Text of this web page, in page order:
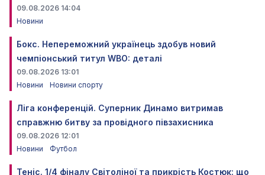
09.08.2026 14:04
Новини
Бокс. Непереможний українець здобув новий
чемпіонський титул WBO: деталі
09.08.2026 13:01
Новини
Новини спорту
Ліга конференцій. Суперник Динамо витримав
справжню битву за провідного півзахисника
09.08.2026 12:01
Новини
Футбол
Теніс. 1/4 фіналу Світоліної та прикрість Костюк: що